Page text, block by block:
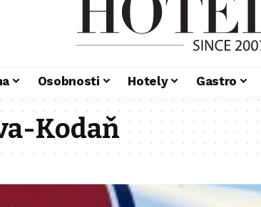
Osobnosti Hotely Gastro
Kodaň